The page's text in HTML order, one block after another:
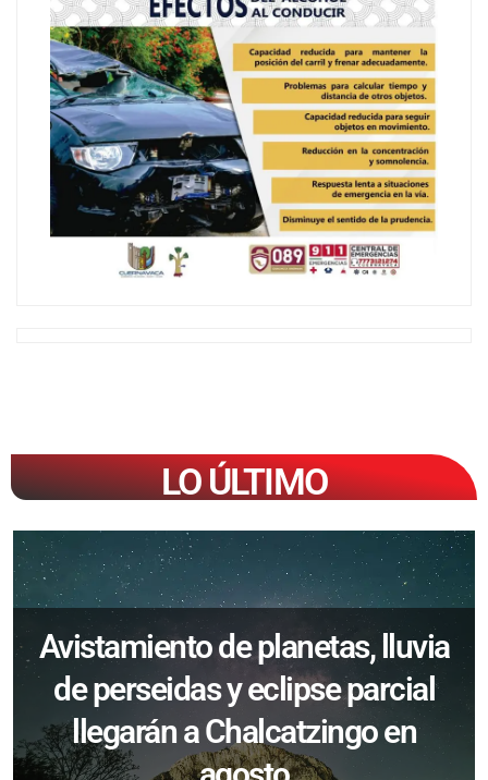
LO ÚLTIMO
Avistamiento de planetas, lluvia
de perseidas y eclipse parcial
llegarán a Chalcatzingo en